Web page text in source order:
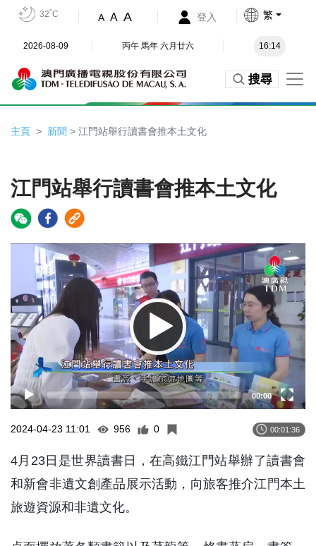
32˚C A A A 登入 繁
2026-08-09 丙午 馬年 六月廿六 16:14
搜尋
主頁 新聞 > 江門站舉行讀書會推本土文化
江門站舉行讀書會推本土文化
Player
00:00
2024-04-23 11:01 956 0 00:01:36
4月23日是世界讀書日，在高鐵江門站舉辦了讀書會
和新會非遺文創產品展示活動，向旅客推介江門本土
旅遊資源和非遺文化。